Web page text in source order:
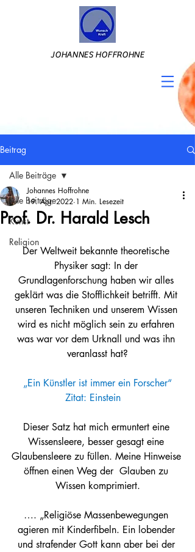
JOHANNES HOFFROHNE
Beitrag
Alle Beiträge
Kunst
Religion
Alle Beiträge
Prof. Dr. Harald Lesch
Johannes Hoffrohne
19. Apr. 2022 1 Min. Lesezeit
Der Weltweit bekannte theoretische
Physiker sagt: In der
Grundlagenforschung haben wir alles
geklärt was die Stofflichkeit betrifft. Mit
unseren Techniken und unserem Wissen
wird es nicht möglich sein zu erfahren
was war vor dem Urknall und was ihn
veranlasst hat?
„Ein Künstler ist immer ein Forscher“
Zitat: Einstein
Dieser Satz hat mich ermuntert eine
Wissensleere, besser gesagt eine
Glaubensleere zu füllen. Meine Hinweise
öffnen einen Weg der  Glauben zu
Wissen komprimiert.
…. „Religiöse Massenbewegungen
agieren mit Kinderfibeln. Ein lobender
und strafender Gott kann aber bei der